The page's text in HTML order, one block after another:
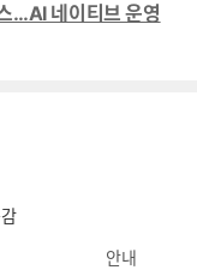
…AI 네이티브 운영
안내